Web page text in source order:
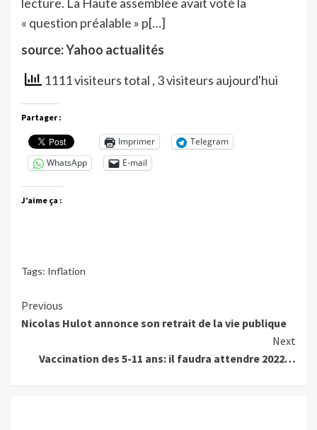
« question préalable » p[…]
source: Yahoo actualités
1111 visiteurs total , 3 visiteurs aujourd'hui
Partager :
Imprimer
Telegram
WhatsApp
E-mail
J’aime ça :
Tags: Inflation
Continue
Reading
Previous
Nicolas Hulot annonce son retrait de la vie publique
Next
Vaccination des 5-11 ans: il faudra attendre 2022…